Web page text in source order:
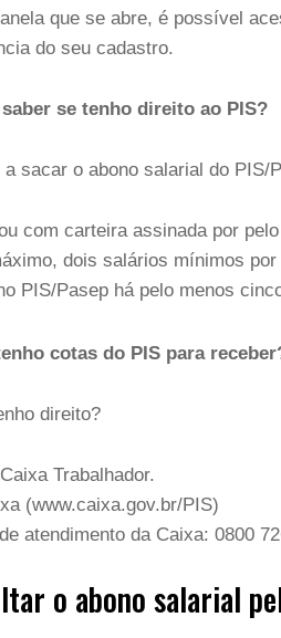
que se abre, é possível
do seu cadastro.
se tenho direito ao PIS?
sacar o abono salarial do PIS/
com carteira assinada por
dois salários mínimos
PIS/Pasep há pelo menos
cotas do PIS para
direito?
Trabalhador.
(www.caixa.gov.br/PIS)
atendimento da Caixa: 0800
o abono salarial